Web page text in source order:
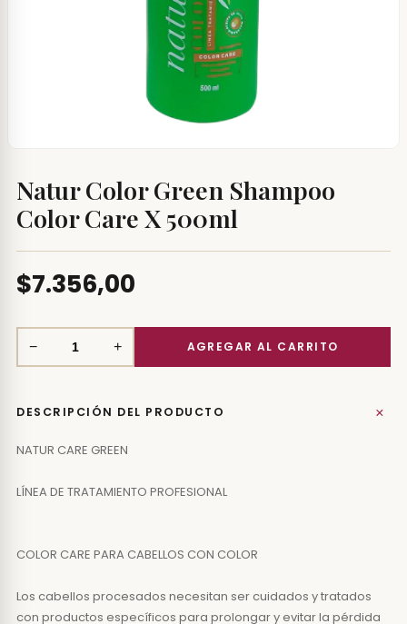
Natur Color Green Shampoo
Color Care X 500ml
$7.356,00
− +
DESCRIPCIÓN DEL PRODUCTO +
NATUR CARE GREEN
LÍNEA DE TRATAMIENTO PROFESIONAL
COLOR CARE PARA CABELLOS CON COLOR
Los cabellos procesados necesitan ser cuidados y tratados
con productos específicos para prolongar y evitar la pérdida